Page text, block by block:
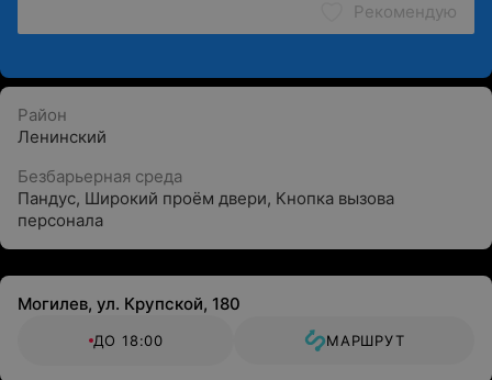
Рекомендую
Район
Ленинский
Безбарьерная среда
Пандус, Широкий проём двери, Кнопка вызова
персонала
Могилев, ул. Крупской, 180
ДО 18:00 МАРШРУТ